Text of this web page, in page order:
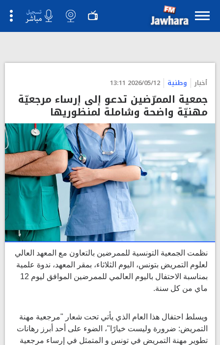
أخبار وطنية 2026/05/12 13:11
جمعية الممرّضين تدعو إلى إرساء مرجعيّة
مهنيّة واضحة وشاملة لمنظوريها
نظمت الجمعية التونسية للممرضين بالتعاون مع المعهد العالي
لعلوم التمريض بتونس، اليوم الثلاثاء، بمقر المعهد، ندوة علمية
بمناسبة الاحتفال باليوم العالمي للممرضين الموافق ليوم 12
ماي من كل سنة.
ويسلط احتفال هذا العام الذي يأتي تحت شعار "مرجعية مهنة
التمريض: ضرورة وليست خيارًا"، الضوء على أحد أبرز رهانات
تطوير مهنة التمريض في تونس و المتمثل في إرساء مرجعية